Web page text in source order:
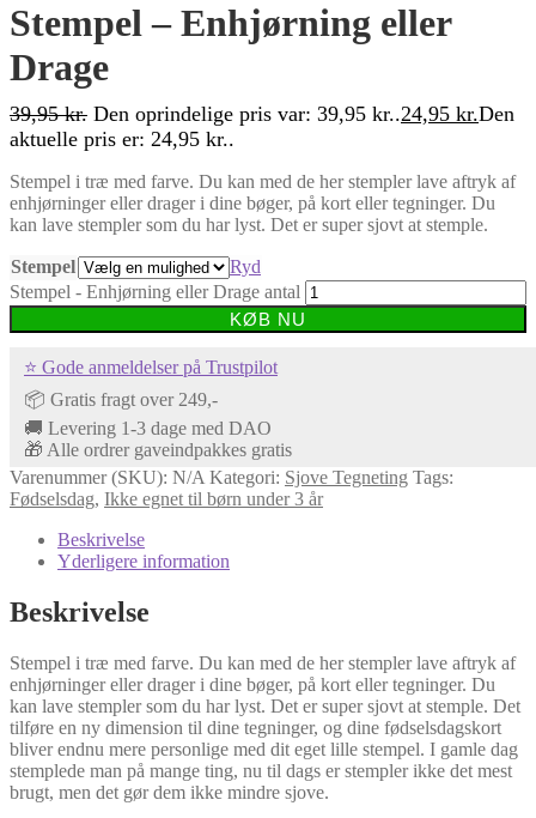
Stempel – Enhjørning eller
Drage
39,95kr. Den oprindelige pris var: 39,95 kr..24,95 kr.Den
aktuelle pris er: 24,95 kr..
Stempel i træ med farve. Du kan med de her stempler lave aftryk af
enhjørninger eller drager i dine bøger, på kort eller tegninger. Du
kan lave stempler som du har lyst. Det er super sjovt at stemple.
Stempel
Ryd
Stempel - Enhjørning eller Drage antal
KØB NU
⭐ Gode anmeldelser på Trustpilot
📦 Gratis fragt over 249,-
🚚 Levering 1-3 dage med DAO
🎁 Alle ordrer gaveindpakkes gratis
Varenummer (SKU): N/A Kategori: Sjove Tegneting Tags:
Fødselsdag, Ikke egnet til børn under 3 år
Beskrivelse
Yderligere information
Beskrivelse
Stempel i træ med farve. Du kan med de her stempler lave aftryk af
enhjørninger eller drager i dine bøger, på kort eller tegninger. Du
kan lave stempler som du har lyst. Det er super sjovt at stemple. Det
tilføre en ny dimension til dine tegninger, og dine fødselsdagskort
bliver endnu mere personlige med dit eget lille stempel. I gamle dag
stemplede man på mange ting, nu til dags er stempler ikke det mest
brugt, men det gør dem ikke mindre sjove.